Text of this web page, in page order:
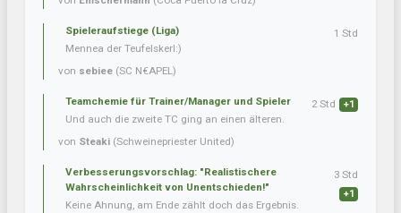
Spieleraufstiege (Liga)
Mennea der Teufelskerl:)
von sebiee (SC N€APEL)
1 Std
Teamchemie für Trainer/Manager und Spieler
Und auch die zweite TC ging an einen älteren.
von Steaki (Schweinepriester United)
2 Std +1
Verbesserungsvorschlag: "Realistischere
Wahrscheinlichkeit von Unentschieden!"
Keine Ahnung, am Ende zählt doch das Ergebnis.
3 Std
+1